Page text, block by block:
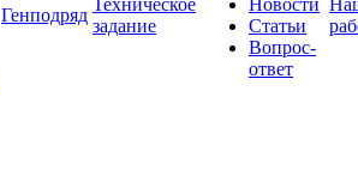
Генподряд
Техническое
задание
Новости
Статьи
Вопрос-
ответ